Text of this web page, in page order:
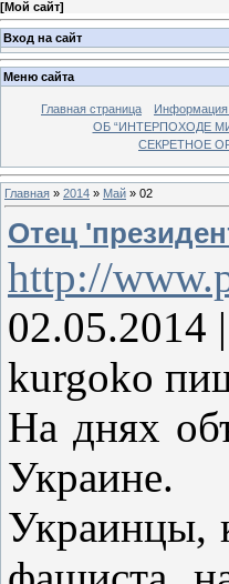
[Мой сайт]
Вход на сайт
Меню сайта
Главная страница Информация
ОБ “ИНТЕРПОХОДЕ
СЕКРЕТНОЕ
Главная » 2014 » Май » 02
Отец
http://
02.05.2014
kurgoko
На днях
Украине.
Украинцы,